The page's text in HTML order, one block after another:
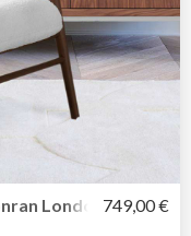
London 749,00 €